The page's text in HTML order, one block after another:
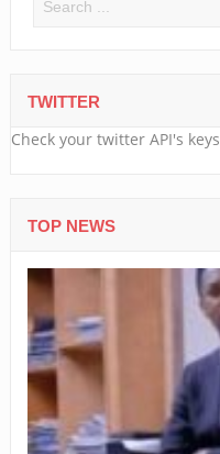
TWITTER
Check your twitter API's keys
TOP NEWS